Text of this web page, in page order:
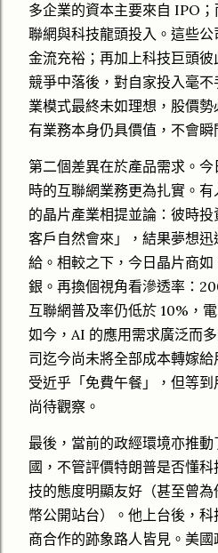
多企業的資本主要來自 IPO
聯網與科技龍頭投入。這些
金流充裕；再加上科技巨頭
競爭中落後，對自家投入毫
業模式最終未如理想，股價
有業務本身仍具價值，不會瞬
第二個差異在於產品需求。
時的互聯網業務更為扎實。
的晶片產業相提並論：彼時投
客戶自然會來」，結果夢想
給。相較之下，今日晶片商
銀。再換個視角看滲透率：
互聯網普及率仍低於 10%，
如今，AI 的應用需求廣泛而
司迄今尚未將全部成本轉嫁
受近乎「免費午餐」，但等到
尚待觀察。
最後，當前的政經環境亦推
國，不管評價特朗普是否懂
技的態度明顯友好（甚至曾
幣公開站台）。他上台後，
商合作的跡象路人皆見。美